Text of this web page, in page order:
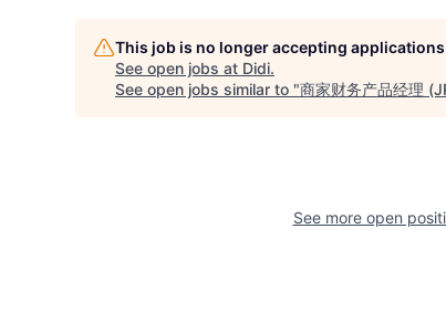
This job is no longer accepting applications
See open jobs at Didi.
See open jobs similar to "商家财务产品经理
See more open